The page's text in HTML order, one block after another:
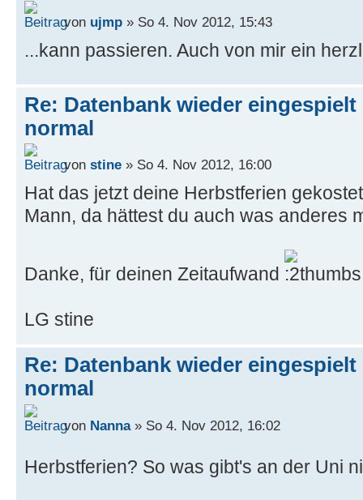
von ujmp » So 4. Nov 2012, 15:43
...kann passieren. Auch von mir ein
Re: Datenbank wieder
normal
von stine » So 4. Nov 2012, 16:00
Hat das jetzt deine Herbstferien
Mann, da hättest du auch was anderes
Danke, für deinen Zeitaufwand
LG stine
Re: Datenbank wieder
normal
von Nanna» So 4. Nov 2012, 16:02
Herbstferien? So was gibt's an der Uni